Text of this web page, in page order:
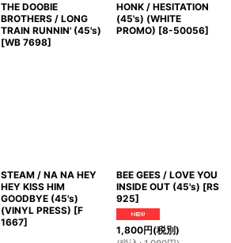
THE DOOBIE
BROTHERS / LONG
TRAIN RUNNIN' (45's)
[WB 7698]
HONK / HESITATION
(45's) (WHITE
PROMO) [8-50056]
STEAM / NA NA HEY
HEY KISS HIM
GOODBYE (45's)
(VINYL PRESS) [F
1667]
BEE GEES / LOVE YOU
INSIDE OUT (45's) [RS
925]
1,800円(税別)